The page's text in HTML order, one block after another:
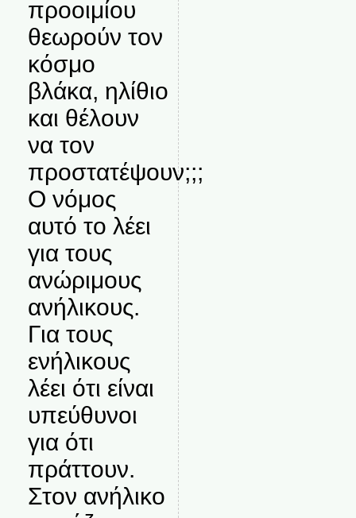
προοιμίου
θεωρούν τον
κόσμο
βλάκα, ηλίθιο
και θέλουν
να τον
προστατέψουν;;;
Ο νόμος
αυτό το λέει
για τους
ανώριμους
ανήλικους.
Για τους
ενήλικους
λέει ότι είναι
υπεύθυνοι
για ότι
πράττουν.
Στον ανήλικο